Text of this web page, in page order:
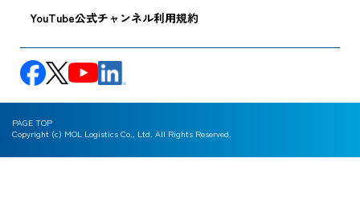
YouTube公式チャンネル利用規約
Copyright (c) MOL Logistics Co., Ltd. All Rights Reserved.
PAGE TOP